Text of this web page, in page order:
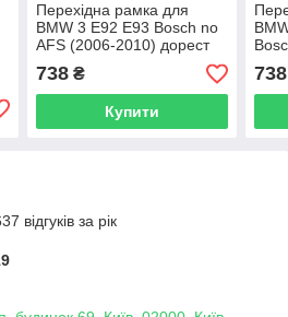
Перехідна рамка для
BMW 3 E92 E93 Bosch no
AFS (2006-2010) дорест
738₴
Купити
рест
738
відгуків за рік